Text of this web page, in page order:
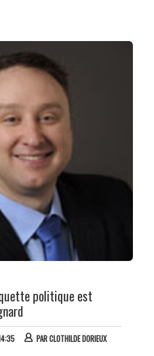
politique est
PARCLOTHILDE DORIEUX